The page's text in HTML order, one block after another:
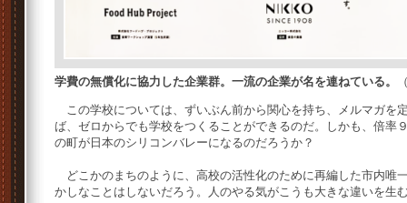
学費の無償化に協力した企業群。一流の企業が名を連ねている。
この学校については、ずいぶん前から関心を持ち、メルマガを
ば、ゼロからでも学校をつくることができるのだ。しかも、倍率
の町が日本のシリコンバレーになるのだろうか？
どこかのまちのように、高校の活性化のために再編した市内唯
かしなことはしないだろう。人のやる気がこうも大きな違いを生